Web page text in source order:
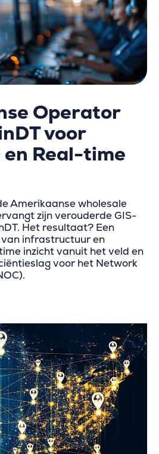
Operator
voor
Real-time
Amerikaanse wholesale
zijn verouderde GIS-
Het resultaat? Een
infrastructuur en
inzicht vanuit het veld en
voor het Network